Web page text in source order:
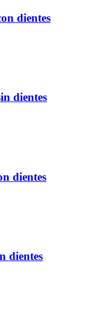
dientes
dientes
dientes
dientes